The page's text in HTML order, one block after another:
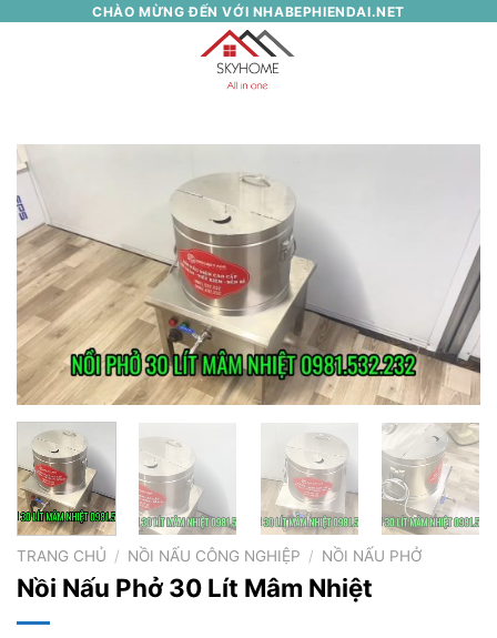
CHÀO MỪNG ĐẾN VỚI NHABEPHIENDAI.NET
TRANG CHỦ / NỒI NẤU CÔNG NGHIỆP / NỒI NẤU PHỞ
Nồi Nấu Phở 30 Lít Mâm Nhiệt